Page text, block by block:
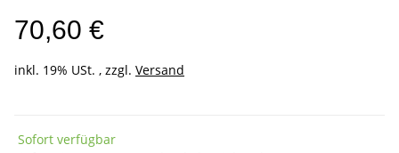
70,60 €
inkl. 19% USt. , zzgl. Versand
Sofort verfügbar